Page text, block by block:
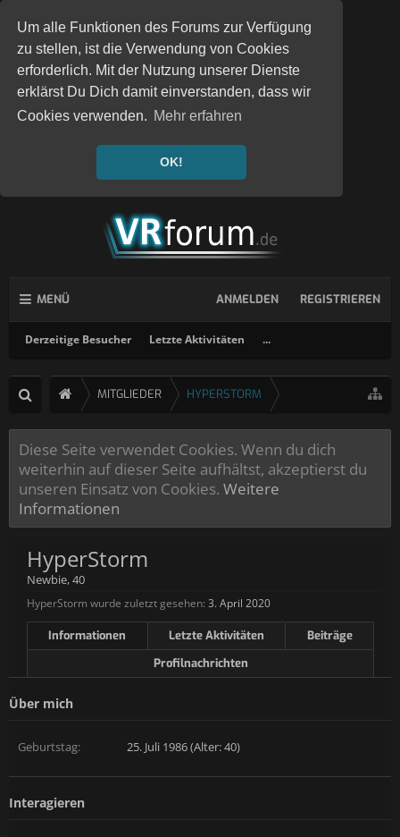
Um alle Funktionen des Forums zur Verfügung
zu stellen, ist die Verwendung von Cookies
erforderlich. Mit der Nutzung unserer Dienste
erklärst Du Dich damit einverstanden, dass wir
Cookies verwenden. Mehr erfahren
OK!
MENÜ
Derzeitige Besucher Letzte Aktivitäten ...
ANMELDEN REGISTRIEREN
MITGLIEDER HYPERSTORM
Diese Seite verwendet Cookies. Wenn du dich
weiterhin auf dieser Seite aufhältst, akzeptierst du
unseren Einsatz von Cookies. Weitere
Informationen
HyperStorm
Newbie, 40
HyperStorm wurde zuletzt gesehen: 3. April 2020
Informationen Letzte Aktivitäten
Beiträge
Profilnachrichten
Über mich
Geburtstag: 25. Juli 1986 (Alter: 40)
Interagieren